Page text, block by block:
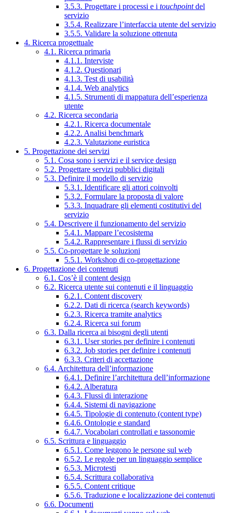
3.5.3. Progettare i processi e i touchpointdel
servizio
3.5.4. Realizzare l’interfaccia utente del servizio
3.5.5. Validare la soluzione ottenuta
4. Ricerca progettuale
4.1. Ricerca primaria
4.1.1. Interviste
4.1.2. Questionari
4.1.3. Test di usabilità
4.1.4. Web analytics
4.1.5. Strumenti di mappatura dell’esperienza
utente
4.2. Ricerca secondaria
4.2.1. Ricerca documentale
4.2.2. Analisi benchmark
4.2.3. Valutazione euristica
5. Progettazione dei servizi
5.1. Cosa sono i servizi e il service design
5.2. Progettare servizi pubblici digitali
5.3. Definire il modello di servizio
5.3.1. Identificare gli attori coinvolti
5.3.2. Formulare la proposta di valore
5.3.3. Inquadrare gli elementi costitutivi del
servizio
5.4. Descrivere il funzionamento del servizio
5.4.1. Mappare l’ecosistema
5.4.2. Rappresentare i flussi di servizio
5.5. Co-progettare le soluzioni
5.5.1. Workshop di co-progettazione
6. Progettazione dei contenuti
6.1. Cos’è il content design
6.2. Ricerca utente sui contenuti e il linguaggio
6.2.1. Content discovery
6.2.2. Dati di ricerca (search keywords)
6.2.3. Ricerca tramite analytics
6.2.4. Ricerca sui forum
6.3. Dalla ricerca ai bisogni degli utenti
6.3.1. User stories per definire i contenuti
6.3.2. Job stories per definire i contenuti
6.3.3. Criteri di accettazione
6.4. Architettura dell’informazione
6.4.1. Definire l’architettura dell’informazione
6.4.2. Alberatura
6.4.3. Flussi di interazione
6.4.4. Sistemi di navigazione
6.4.5. Tipologie di contenuto (content type)
6.4.6. Ontologie e standard
6.4.7. Vocabolari controllati e tassonomie
6.5. Scrittura e linguaggio
6.5.1. Come leggono le persone sul web
6.5.2. Le regole per un linguaggio semplice
6.5.3. Microtesti
6.5.4. Scrittura collaborativa
6.5.5. Content critique
6.5.6. Traduzione e localizzazione dei contenuti
6.6. Documenti